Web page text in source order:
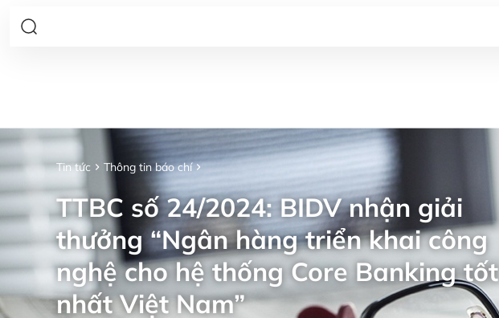
Tin tức Thông tin báo chí
TTBC số 24/2024: BIDV nhận giải
thưởng “Ngân hàng triển khai công
nghệ cho hệ thống Core Banking tốt
nhất Việt Nam”